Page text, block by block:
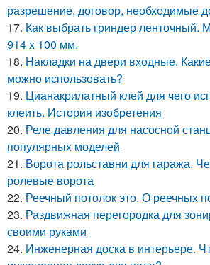
разрешение, договор, необходимые
17. Как выбрать гриндер ленточный.
914 х 100 мм.
18. Накладки на двери входные.
можно использовать?
19. Цианакрилатный клей для чего
клеить. История изобретения
20. Реле давления для насосной
популярных моделей
21. Ворота рольставни для гаража.
ролевые ворота
22. Реечный потолок это. О реечных
23. Раздвижная перегородка для
своими руками
24. Инженерная доска в интерьере.